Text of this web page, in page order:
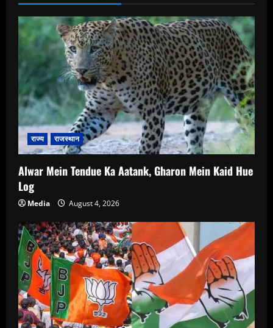
राज्य राजस्थान
Alwar Mein Tendue Ka Aatank, Gharon Mein Kaid Hue
Log
Media August 4, 2026